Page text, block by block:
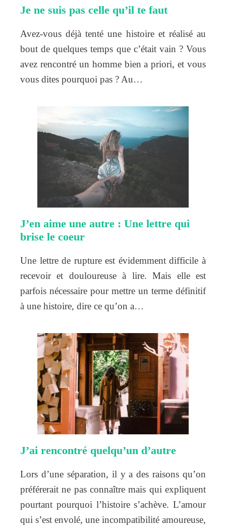
Je ne suis pas celle qu’il te faut
Avez-vous déjà tenté une histoire et réalisé au
bout de quelques temps que c’était vain ? Vous
avez rencontré un homme bien a priori, et vous
vous dites pourquoi pas ? Au…
J’en aime une autre : Une lettre qui
brise le coeur
Une lettre de rupture est évidemment difficile à
recevoir et douloureuse à lire. Mais elle est
parfois nécessaire pour mettre un terme définitif
à une histoire, dire ce qu’on a…
J’ai rencontré quelqu’un d’autre
Lors d’une séparation, il y a des raisons qu’on
préférerait ne pas connaître mais qui expliquent
pourtant pourquoi l’histoire s’achève. L’amour
qui s’est envolé, une incompatibilité amoureuse,